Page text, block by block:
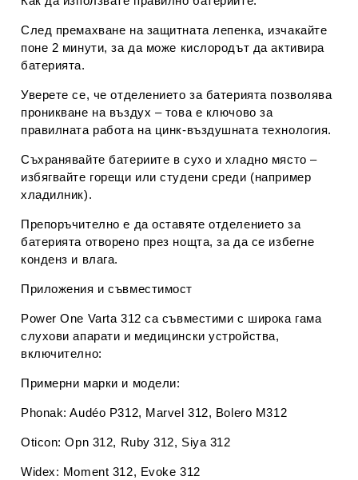
След премахване на защитната лепенка, изчакайте
поне 2 минути, за да може кислородът да активира
батерията.
Уверете се, че отделението за батерията позволява
проникване на въздух – това е ключово за
правилната работа на цинк-въздушната технология.
Съхранявайте батериите в сухо и хладно място –
избягвайте горещи или студени среди (например
хладилник).
Препоръчително е да оставяте отделението за
батерията отворено през нощта, за да се избегне
конденз и влага.
Приложения и съвместимост
Power One Varta 312 са съвместими с широка гама
слухови апарати и медицински устройства,
включително:
Примерни марки и модели:
Phonak: Audéo P312, Marvel 312, Bolero M312
Oticon: Opn 312, Ruby 312, Siya 312
Widex: Moment 312, Evoke 312